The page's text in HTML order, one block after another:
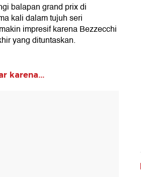
balapan grand prix di
kali dalam tujuh seri
impresif karena Bezzecchi
yang dituntaskan.
karena...